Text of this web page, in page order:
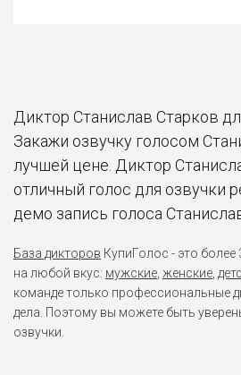
Диктор Станислав Старков
Закажи озвучку голосом
лучшей цене. Диктор
отличный голос для озвучки
демо запись голоса
База дикторов КупиГолос - это более
на любой вкус: мужские женские
команде только профессиональные
дела. Поэтому вы можете быть
озвучки.